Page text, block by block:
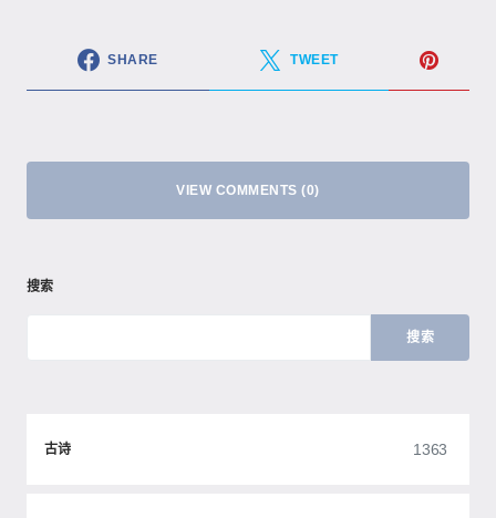
SHARE TWEET
VIEW COMMENTS (0)
搜索
搜索
古诗 1363